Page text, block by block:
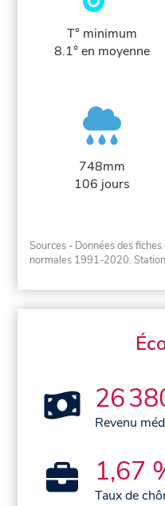
T° minimum
8.1° en moyenne
748mm
106 jours
Sources - Données des
normales 1991-2020.
26
Revenu
1,67
Taux de